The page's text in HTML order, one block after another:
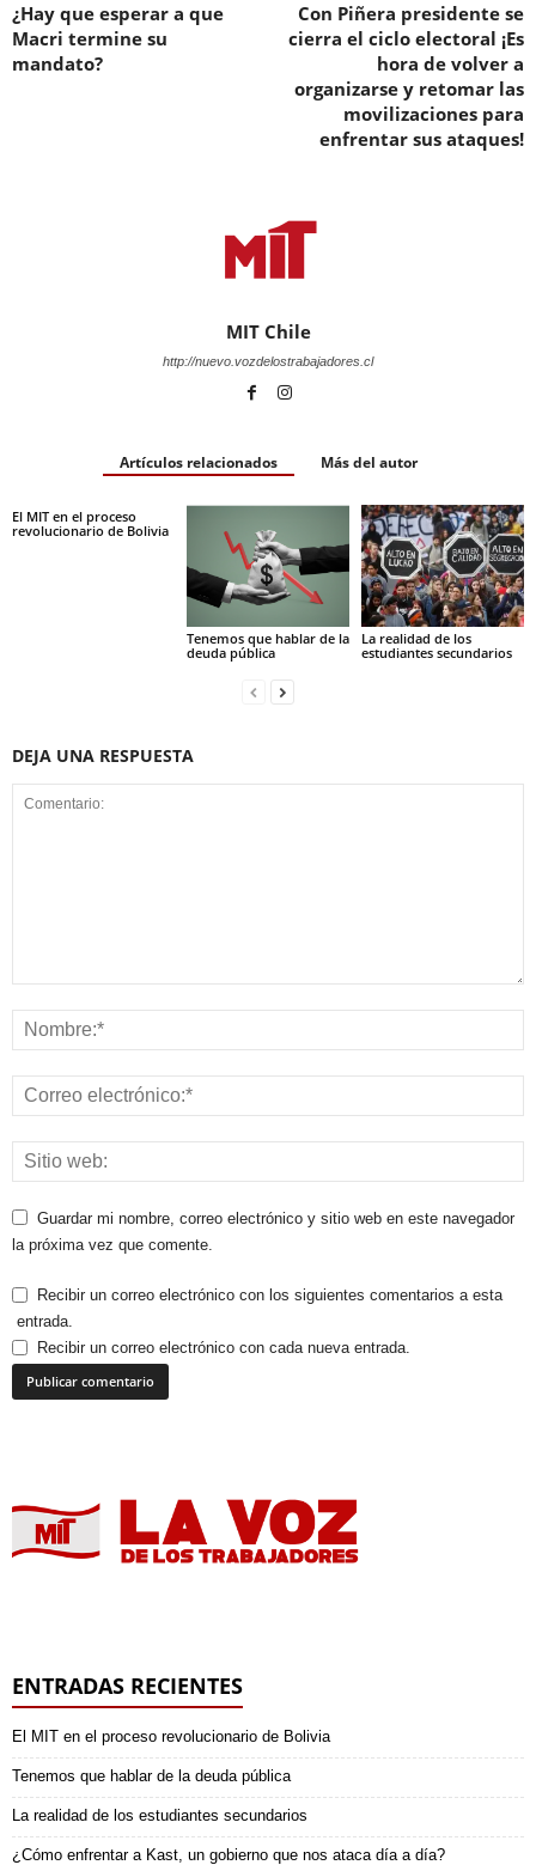
¿Hay que esperar a que
Macri termine su
mandato?
Con Piñera presidente se
cierra el ciclo electoral ¡Es
hora de volver a
organizarse y retomar las
movilizaciones para
enfrentar sus ataques!
MIT Chile
http://nuevo.vozdelostrabajadores.cl
Artículos relacionados Más del autor
El MIT en el proceso
revolucionario de Bolivia
Tenemos que hablar de la
deuda pública
La realidad de los
estudiantes secundarios
DEJA UNA RESPUESTA
Guardar mi nombre, correo electrónico y sitio web en este navegador
la próxima vez que comente.
Recibir un correo electrónico con los siguientes comentarios a esta
entrada.
Recibir un correo electrónico con cada nueva entrada.
ENTRADAS RECIENTES
El MIT en el proceso revolucionario de Bolivia
Tenemos que hablar de la deuda pública
La realidad de los estudiantes secundarios
¿Cómo enfrentar a Kast, un gobierno que nos ataca día a día?